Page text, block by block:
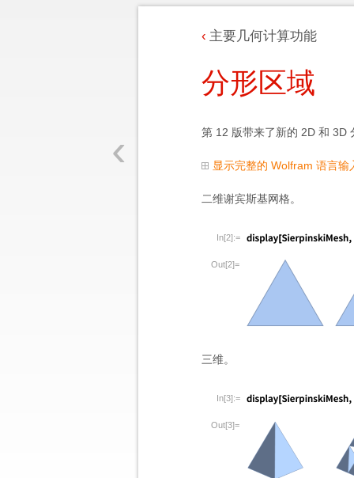
‹
主要几何计算功能
分形区域
第 12 版带来了新的 2D 和 3D
显示完整的 Wolfram 语言输
二维谢宾斯基网格。
In[2]:=
Out[2]=
三维。
In[3]:=
Out[3]=